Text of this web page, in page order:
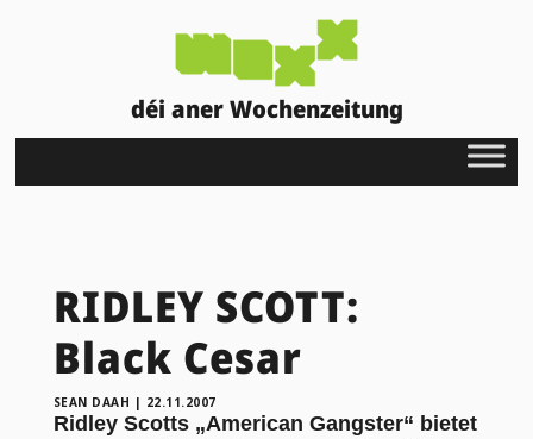
déi aner Wochenzeitung
RIDLEY SCOTT:
Black Cesar
SEAN DAAH | 22.11.2007
Ridley Scotts „American Gangster“ bietet